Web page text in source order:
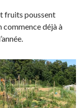
fruits poussent
déjà à